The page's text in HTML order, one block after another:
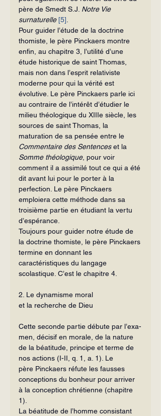
père de Smedt S.J. Notre Vie
surnaturelle [5]
Pour guider l’étude de la doctrine
thomiste, le père Pinckaers montre
enfin, au chapitre 3, l’utilité d’une
étude histo­rique de saint Thomas,
mais non dans l’esprit relativiste
moderne pour qui la vérité est
évolutive. Le père Pinckaers parle ici
au contraire de l’intérêt d’étudier le
milieu théologique du XIIIe siècle, les
sources de saint Thomas, la
maturation de sa pensée entre le
Commentaire des Sen­tences et la
Somme théologique, pour voir
comment il a assimilé tout ce qui a été
dit avant lui pour le porter à la
perfection. Le père Pinckaers
emploiera cette méthode dans sa
troisième partie en étudiant la vertu
d’espérance.
Toujours pour guider notre étude de
la doctrine thomiste, le père Pinckaers
ter­mine en donnant les
caractéristiques du langage
scolastique. C’est le chapitre 4.
2. Le dynamisme moral
et la recherche de Dieu
Cette seconde partie débute par l’exa­
men, décisif en morale, de la nature
de la béatitude, principe et terme de
nos ac­tions (I-II, q. 1, a. 1). Le
père Pinckaers ré­fute les fausses
conceptions du bonheur pour arriver
à la conception chrétienne (chapitre
1).
La béatitude de l’homme consistant